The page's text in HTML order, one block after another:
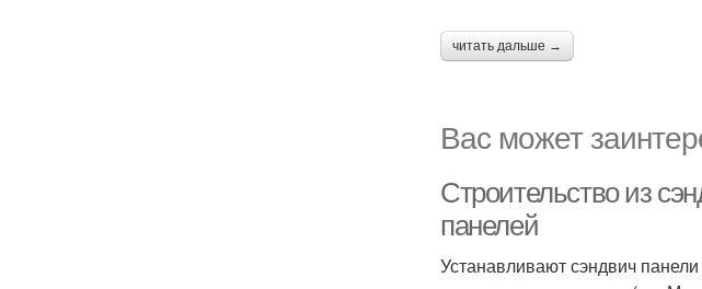
читать дальше →
Вас может
Строительство из
панелей
Устанавливают сэндвич